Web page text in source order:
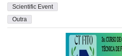
Scientific Event
Outra